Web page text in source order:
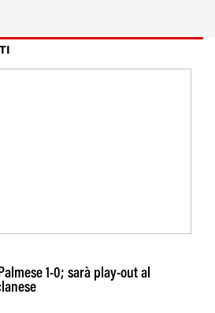
1-0; sarà play-out al